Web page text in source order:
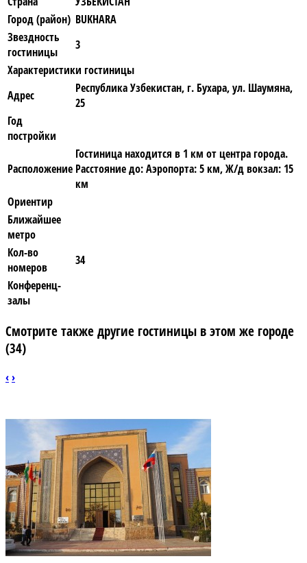
Город (район) BUKHARA
Звездность
гостиницы
3
Характеристики гостиницы
Адрес
Республика Узбекистан, г. Бухара, ул. Шаумяна,
25
Год
постройки
Расположение
Гостиница находится в 1 км от центра города.
Расстояние до: Аэропорта: 5 км, Ж/д вокзал: 15
км
Ориентир
Ближайшее
метро
Кол-во
номеров
34
Конференц-
залы
Смотрите также другие гостиницы в этом же городе
(34)
‹›